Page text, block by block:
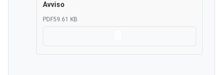
Avviso
PDF59.61 KB